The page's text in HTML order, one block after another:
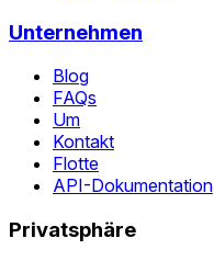
Unternehmen
Blog
FAQs
Um
Kontakt
Flotte
API-Dokumentation
Privatsphäre